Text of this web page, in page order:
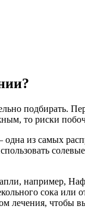
подбирать.
то риски
из самых
например,
сока
лечения,